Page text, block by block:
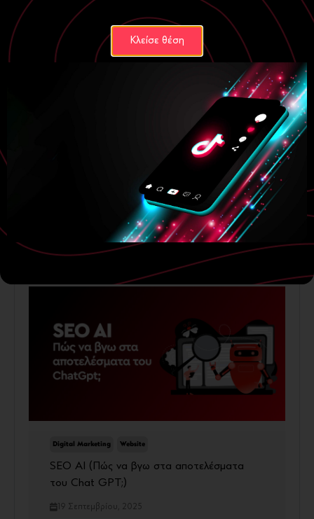
Ο κόσμος αγοράζει εσένα, όχι αυτό που
Digital Marketing Website
SEO AI (Πώς να βγω στα αποτελέσματα
του Chat GPT;)
19 Σεπτεμβρίου, 2025
Κλείσε θέση